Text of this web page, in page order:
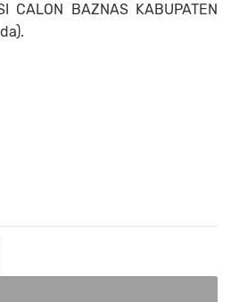
CALON BAZNAS KABUPATEN